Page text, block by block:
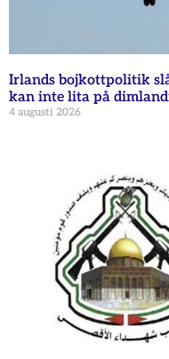
Irlands bojkottpolitik
kan inte lita på
4 augusti 2026